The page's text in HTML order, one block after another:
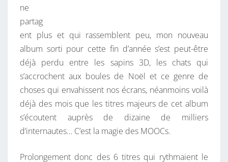
O
Ë
L
ne
partag
ent plus et qui rassemblent peu, mon nouveau
album sorti pour cette fin d’année s’est peut-être
déjà perdu entre les sapins 3D, les chats qui
s’accrochent aux boules de Noël et ce genre de
choses qui envahissent nos écrans, néanmoins voilà
déjà des mois que les titres majeurs de cet album
s’écoutent auprès de dizaine de milliers
d’internautes… C’est la magie des MOOCs.
Prolongement donc des 6 titres qui rythmaient le